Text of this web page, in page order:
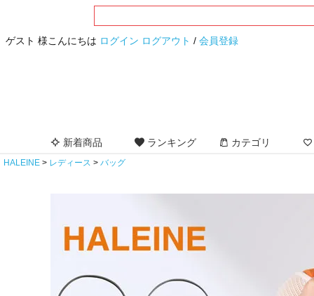
ゲスト 様こんにちは ログイン ログアウト / 会員登録
新着商品 ランキング カテゴリ
HALEINE レディース バッグ